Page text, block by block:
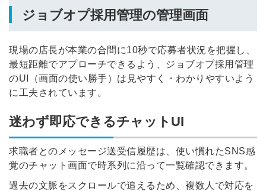
ジョブオプ採用管理の管理画面
現場の店長が本業の合間に10秒で応募者状況を把握し、
最短距離でアプローチできるよう、ジョブオプ採用管理
のUI（画面の使い勝手）は見やすく・わかりやすいよう
に工夫されています。
迷わず即応できるチャットUI
求職者とのメッセージ送受信履歴は、使い慣れたSNS感
覚のチャット画面で時系列に沿って一覧確認できます。
過去の文脈をスクロールで追えるため、複数人で対応を